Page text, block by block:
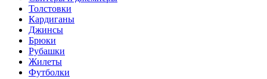
Толстовки
Кардиганы
Джинсы
Брюки
Рубашки
Жилеты
Футболки